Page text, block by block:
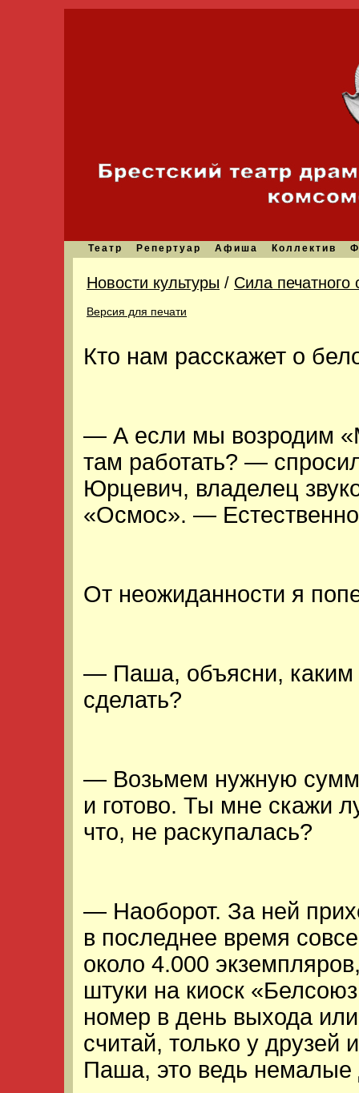
Театр Репертуар Афиша Коллектив
Новости культуры / Сила печатного
Версия для печати
Кто нам расскажет о
— А если мы возродим
там работать? —
Юрцевич, владелец
«Осмос». —
От неожиданности я
— Паша, объясни, каким
сделать?
— Возьмем нужную
и готово. Ты мне скажи
что, не раскупалась?
— Наоборот. За ней
в последнее время
около 4.000
штуки на киоск
номер в день выхода
считай, только у друзей
Паша, это ведь немалые